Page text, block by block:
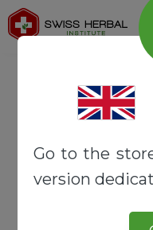
Go to the
version
Strona główna RECEPTURY
VITALITY-BOX™ Amino